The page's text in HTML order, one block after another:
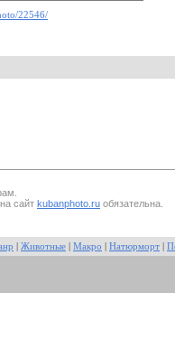
22546/
сайт kubanphoto.ru обязательна.
Животные Макро Натюрморт